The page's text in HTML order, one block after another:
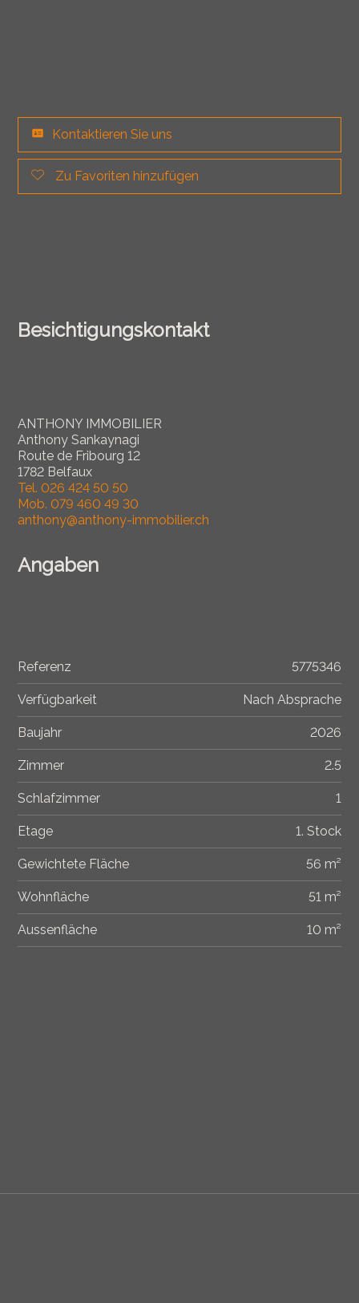
Kontaktieren Sie uns
Zu Favoriten hinzufügen
Besichtigungskontakt
ANTHONY IMMOBILIER
Anthony Sankaynagi
Route de Fribourg 12
1782 Belfaux
Tel.026 424 50 50
Mob.079 460 49 30
anthony@anthony-immobilier.ch
Angaben
Referenz 5775346
Verfügbarkeit Nach Absprache
Baujahr 2026
Zimmer 2.5
Schlafzimmer 1
Etage 1. Stock
Gewichtete Fläche 56 m²
Wohnfläche 51 m²
Aussenfläche 10 m²